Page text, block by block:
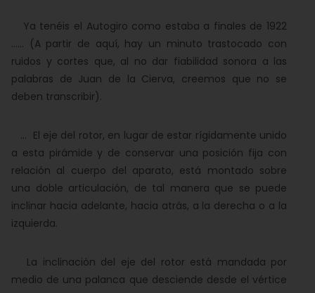
Ya tenéis el Autogiro como estaba a finales de 1922
...... (A partir de aquí, hay un minuto trastocado con
ruidos y cortes que, al no dar fiabilidad sonora a las
palabras de Juan de la Cierva, creemos que no se
deben transcribir).
... El eje del rotor, en lugar de estar rígidamente unido
a esta pirámide y de conservar una posición fija con
relación al cuerpo del aparato, está montado sobre
una doble articulación, de tal manera que se puede
inclinar hacia adelante, hacia atrás, a la derecha o a la
izquierda.
La inclinación del eje del rotor está mandada por
medio de una palanca que desciende desde el vértice